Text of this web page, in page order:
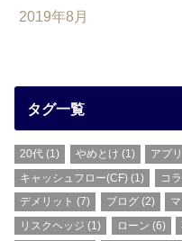
2019年8月
タグ一覧
20代 (1) やめとけ (1) アプリ
キャッシュフロー(CF) (1) コ
デメリット (7) ブログ(2)
リスクヘッジ (1) ローン (6)